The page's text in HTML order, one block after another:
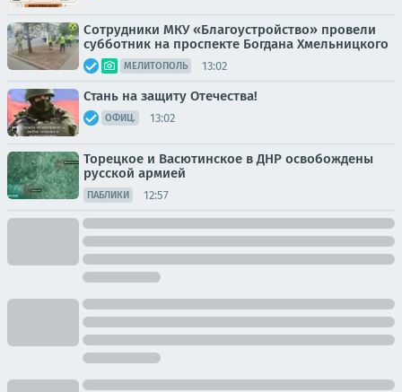
Сотрудники МКУ «Благоустройство» провели
субботник на проспекте Богдана Хмельницкого
МЕЛИТОПОЛЬ 13:02
Стань на защиту Отечества!
ОФИЦ. 13:02
Торецкое и Васютинское в ДНР освобождены
русской армией
ПАБЛИКИ 12:57